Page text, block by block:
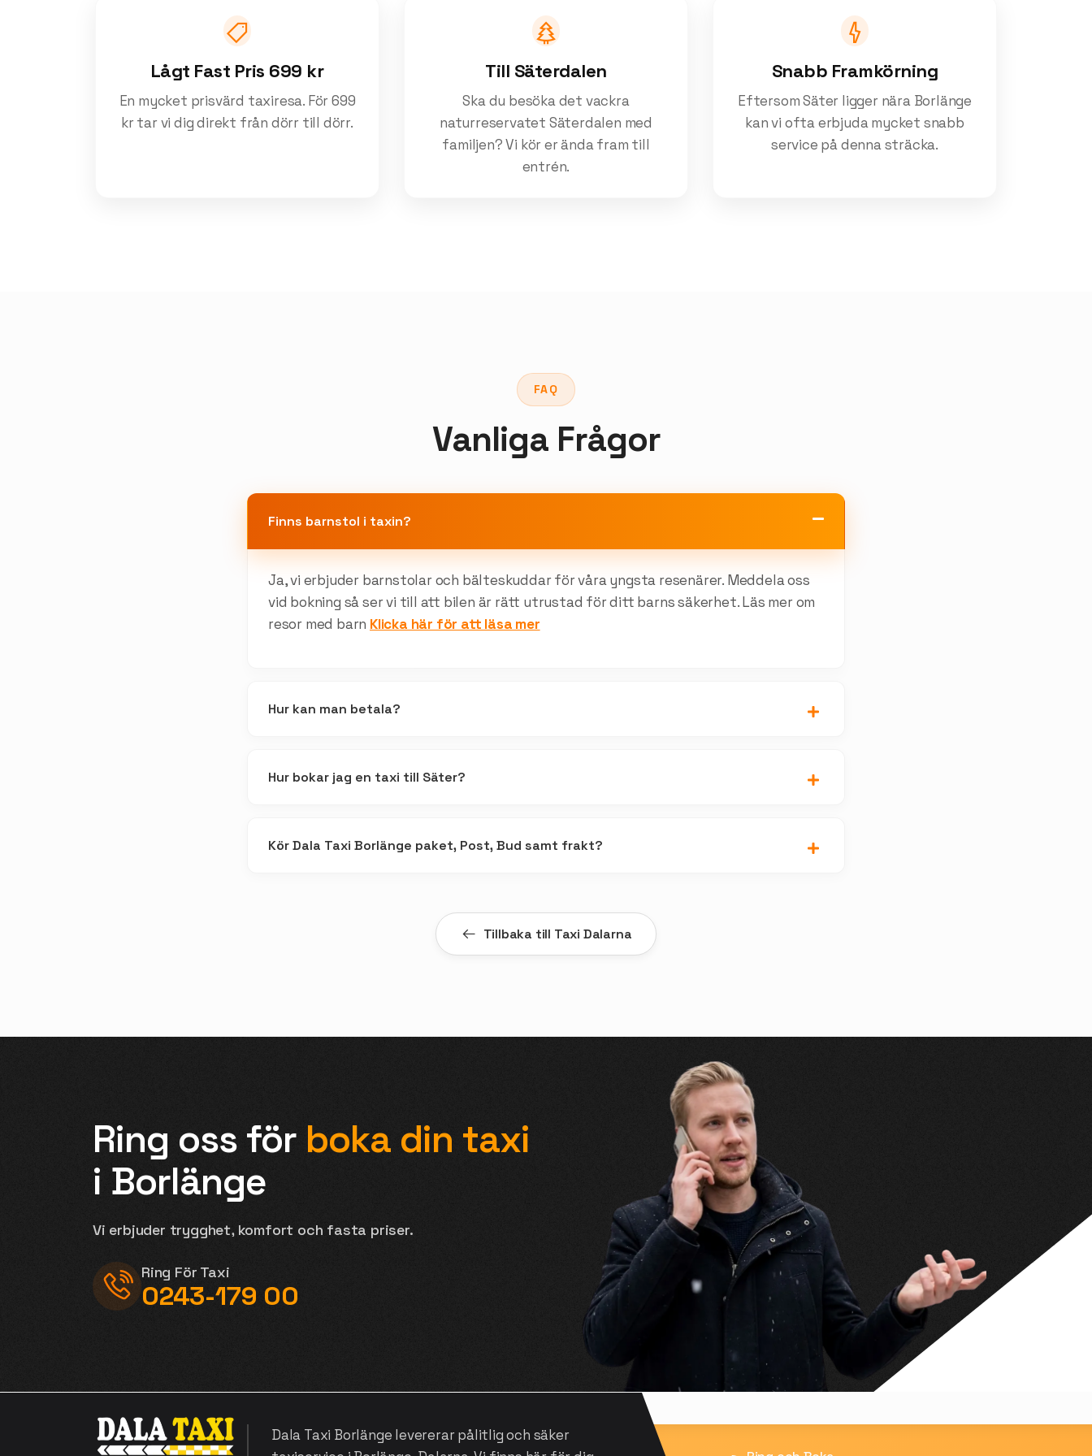
Lågt Fast Pris 699 kr
En mycket prisvärd taxiresa. För 699
kr tar vi dig direkt från dörr till dörr.
Till Säterdalen
Ska du besöka det vackra
naturreservatet Säterdalen med
familjen? Vi kör er ända fram till
entrén.
Snabb Framkörning
Eftersom Säter ligger nära Borlänge
kan vi ofta erbjuda mycket snabb
service på denna sträcka.
FAQ
Vanliga Frågor
Finns barnstol i taxin?
Ja, vi erbjuder barnstolar och bälteskuddar för våra yngsta resenärer. Meddela oss
vid bokning så ser vi till att bilen är rätt utrustad för ditt barns säkerhet. Läs mer om
resor med barn Klicka här för att läsa mer
Hur kan man betala?
Hur bokar jag en taxi till Säter?
Kör Dala Taxi Borlänge paket, Post, Bud samt frakt?
Tillbaka till Taxi Dalarna
Ring oss för boka din taxi
i Borlänge
Vi erbjuder trygghet, komfort och fasta priser.
Ring För Taxi
0243-179 00
Dala Taxi Borlänge levererar pålitlig och säker